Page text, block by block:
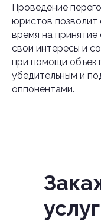
Проведение
юристов позволит
время на
свои интересы и
при помощи
убедительным и
оппонентами.